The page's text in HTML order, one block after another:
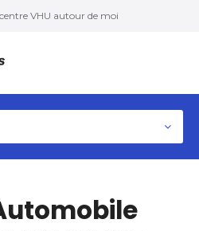
VHU autour de moi